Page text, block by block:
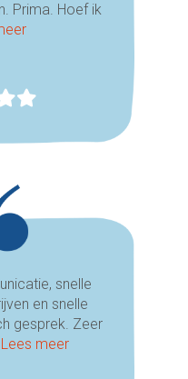
Prima. Hoef ik
snelle
en snelle
gesprek. Zeer
Lees meer